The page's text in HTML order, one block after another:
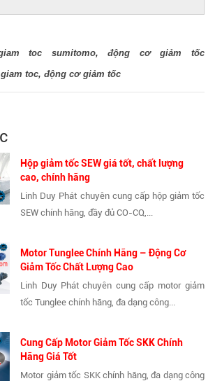
toc sumitomo,động cơ giảm tốc
toc, động cơ giảm tốc
Hộp giảm tốc SEW giá tốt, chất lượng
cao, chính hãng
Linh Duy Phát chuyên cung cấp hộp giảm tốc
SEW chính hãng, đầy đủ CO-CQ,...
Motor Tunglee Chính Hãng – Động Cơ
Giảm Tốc Chất Lượng Cao
Linh Duy Phát chuyên cung cấp motor giảm
tốc Tunglee chính hãng, đa dạng công...
Cung Cấp Motor Giảm Tốc SKK Chính
Hãng Giá Tốt
Motor giảm tốc SKK chính hãng, đa dạng công